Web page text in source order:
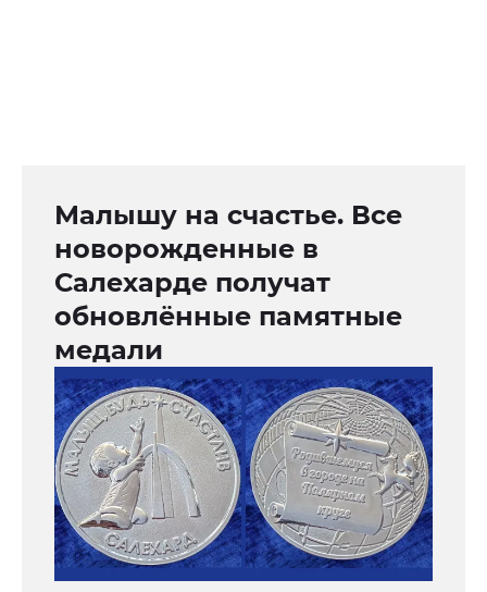
Малышу на счастье. Все
новорожденные в
Салехарде получат
обновлённые памятные
медали